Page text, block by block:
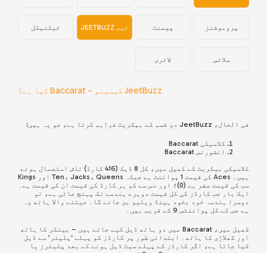
پروموشنز پیمنٹ ٹپس JEETBUZZ ٹیکنیکل
سلاٹس لاٹری
JeetBuzz کیسینو – Baccarat کیا ہے؟
فی الحال، JeetBuzz دو قسم کے بیکریٹ فراہم کرتا ہے، جو یہ ہیں:
کلاسیکی Baccarat
انشورنس Baccarat
کلاسیکی بیکریٹ کے کھیل میں، کل 8 ڈیک (416 کارڈ) تاش استعمال ہوتے
ہیں۔ Aces کی قیمت 1 پوائنٹ ہے جبکہ Ten، Jacks، Queens اور Kings
سب کی قیمت صفر ہے (0)؛ اور دس سے کم ہر کارڈ کی قیمت ان کی قیمت ہے۔
ایک بار جب کارڈز کی کل قیمت دوہرے ہندسے تک پہنچ جاتی ہے، تو
دوسرا ہندسہ خود بخود ہینڈ ویلیو بن جائے گا۔ جیتنے والا ہاتھ وہ
ہے جس کے کل پوائنٹس 9 کے قریب ہیں۔
کھیل میں، Baccarat میں دو ہاتھ ڈیل کیے جاتے ہیں – بینکر کا ہاتھ
اور کھلاڑی کا ہاتھ۔ ابتدائی طور پر کارڈز کو پہلے ‘پلیئر’ سے ڈیل
کیا جاتا ہے، اگر کارڈز کے پہلے سیٹ ڈیل ہونے کے بعد پلیئرز یا